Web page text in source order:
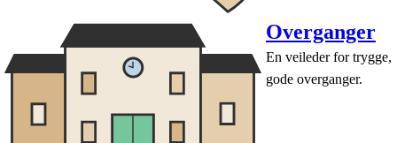
Overganger
En veileder for trygge,
gode overganger.